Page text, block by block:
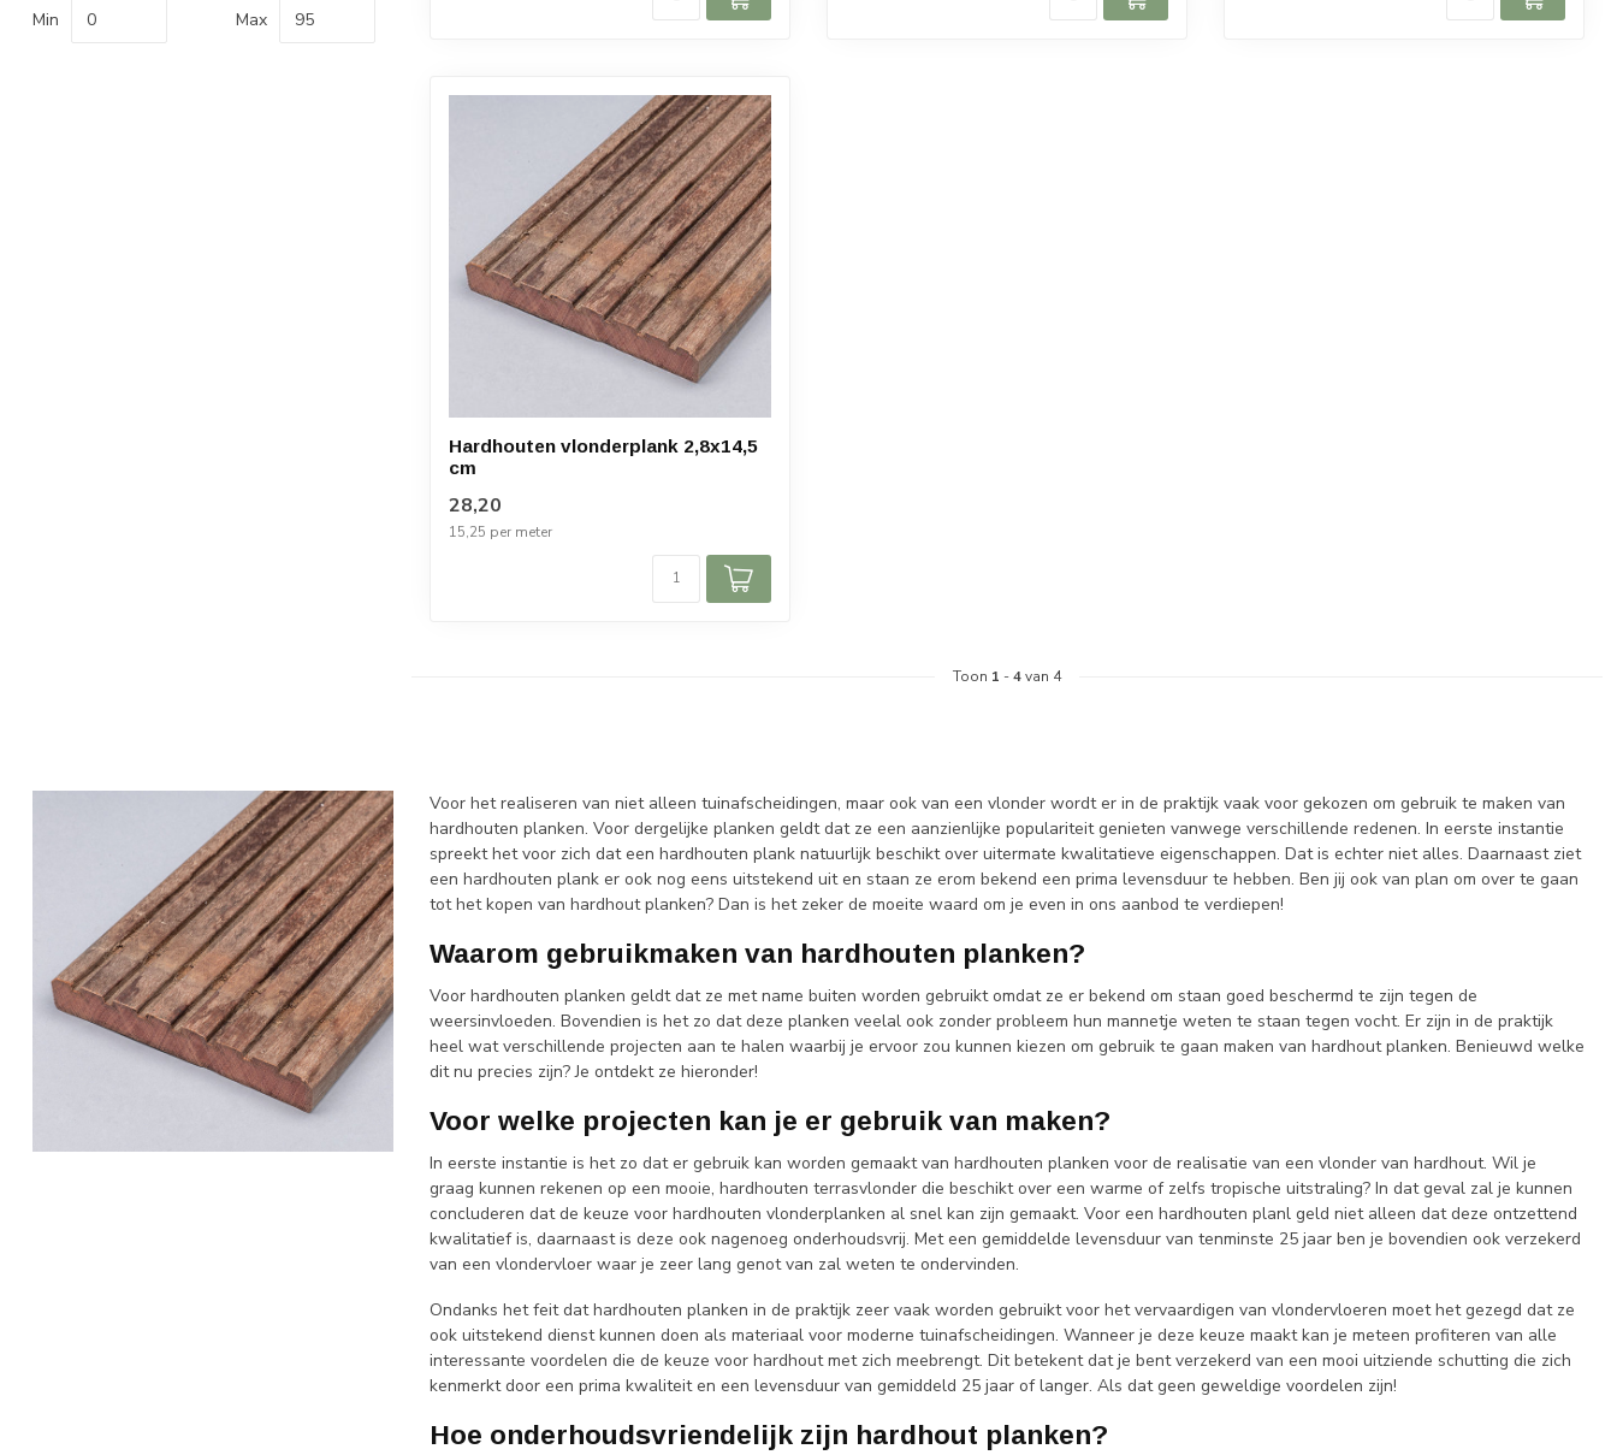
Min Max
Hardhouten vlonderplank 2,8x14,5
cm
28,20
15,25 per meter
Toon 1 -4van 4
Voor het realiseren van niet alleen tuinafscheidingen, maar ook van een vlonder wordt er in de praktijk vaak voor gekozen om gebruik te maken van
hardhouten planken. Voor dergelijke planken geldt dat ze een aanzienlijke populariteit genieten vanwege verschillende redenen. In eerste instantie
spreekt het voor zich dat een hardhouten plank natuurlijk beschikt over uitermate kwalitatieve eigenschappen. Dat is echter niet alles. Daarnaast ziet
een hardhouten plank er ook nog eens uitstekend uit en staan ze erom bekend een prima levensduur te hebben. Ben jij ook van plan om over te gaan
tot het kopen van hardhout planken? Dan is het zeker de moeite waard om je even in ons aanbod te verdiepen!
Waarom gebruikmaken van hardhouten planken?
Voor hardhouten planken geldt dat ze met name buiten worden gebruikt omdat ze er bekend om staan goed beschermd te zijn tegen de
weersinvloeden. Bovendien is het zo dat deze planken veelal ook zonder probleem hun mannetje weten te staan tegen vocht. Er zijn in de praktijk
heel wat verschillende projecten aan te halen waarbij je ervoor zou kunnen kiezen om gebruik te gaan maken van hardhout planken. Benieuwd welke
dit nu precies zijn? Je ontdekt ze hieronder!
Voor welke projecten kan je er gebruik van maken?
In eerste instantie is het zo dat er gebruik kan worden gemaakt van hardhouten planken voor de realisatie van een vlonder van hardhout. Wil je
graag kunnen rekenen op een mooie, hardhouten terrasvlonder die beschikt over een warme of zelfs tropische uitstraling? In dat geval zal je kunnen
concluderen dat de keuze voor hardhouten vlonderplanken al snel kan zijn gemaakt. Voor een hardhouten planl geld niet alleen dat deze ontzettend
kwalitatief is, daarnaast is deze ook nagenoeg onderhoudsvrij. Met een gemiddelde levensduur van tenminste 25 jaar ben je bovendien ook verzekerd
van een vlondervloer waar je zeer lang genot van zal weten te ondervinden.
Ondanks het feit dat hardhouten planken in de praktijk zeer vaak worden gebruikt voor het vervaardigen van vlondervloeren moet het gezegd dat ze
ook uitstekend dienst kunnen doen als materiaal voor moderne tuinafscheidingen. Wanneer je deze keuze maakt kan je meteen profiteren van alle
interessante voordelen die de keuze voor hardhout met zich meebrengt. Dit betekent dat je bent verzekerd van een mooi uitziende schutting die zich
kenmerkt door een prima kwaliteit en een levensduur van gemiddeld 25 jaar of langer. Als dat geen geweldige voordelen zijn!
Hoe onderhoudsvriendelijk zijn hardhout planken?